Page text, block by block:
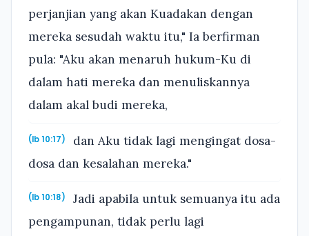
perjanjian yang akan Kuadakan dengan
mereka sesudah waktu itu," Ia berfirman
pula: "Aku akan menaruh hukum-Ku di
dalam hati mereka dan menuliskannya
dalam akal budi mereka,
(Ib 10:17)
dan Aku tidak lagi mengingat dosa-
dosa dan kesalahan mereka."
(Ib 10:18)
Jadi apabila untuk semuanya itu ada
pengampunan, tidak perlu lagi